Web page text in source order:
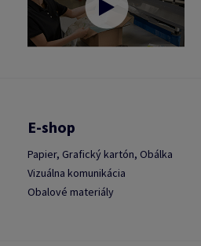
E-shop
Papier, Grafický kartón, Obálka
Vizuálna komunikácia
Obalové materiály